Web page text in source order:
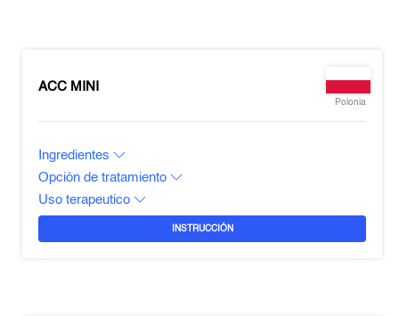
ACC MINI
Polonia
Ingredientes
Opción de tratamiento
Uso terapeutico
INSTRUCCIÓN